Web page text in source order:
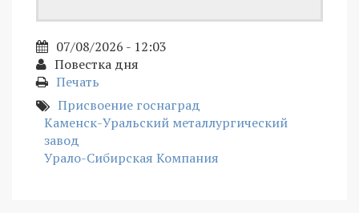
07/08/2026 - 12:03
Повестка дня
Печать
Присвоение госнаград
Каменск-Уральский металлургический
завод
Урало-Сибирская Компания